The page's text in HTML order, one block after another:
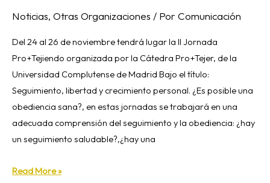
Noticias, Otras Organizaciones / Por Comunicación
Del 24 al 26 de noviembre tendrá lugar la II Jornada
Pro+Tejiendo organizada por la Cátedra Pro+Tejer, de la
Universidad Complutense de Madrid Bajo el título:
Seguimiento, libertad y crecimiento personal. ¿Es posible una
obediencia sana?, en estas jornadas se trabajará en una
adecuada comprensión del seguimiento y la obediencia: ¿hay
un seguimiento saludable?,¿hay una
Read More »